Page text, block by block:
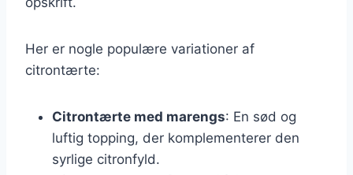
Her er nogle populære variationer af
citrontærte:
Citrontærte med marengs: En sød og
luftig topping, der komplementerer den
syrlige citronfyld.